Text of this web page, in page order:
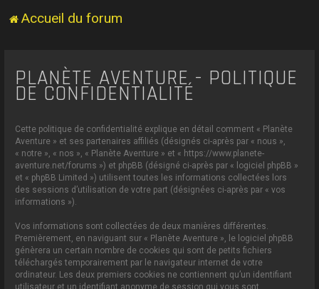
Accueil du forum
PLANÈTE AVENTURE - POLITIQUE
DE CONFIDENTIALITÉ
Cette politique de confidentialité explique en détail comment « Planète
Aventure » et ses partenaires affiliés (désignés ci-après par « nous »,
« notre », « nos », « Planète Aventure » et « https://www.planete-
aventure.net/forums ») et phpBB (désigné ci-après par « logiciel phpBB »
et « phpBB Limited ») utilisent toutes les informations collectées lors
des sessions d’utilisation de votre part (désignées ci-après par « vos
informations »).
Vos informations sont collectées de deux manières différentes.
Premièrement, en naviguant sur « Planète Aventure », le logiciel phpBB
génèrera un certain nombre de cookies qui sont de petits fichiers
téléchargés temporairement par le navigateur internet de votre
ordinateur. Les deux premiers cookies ne contiennent qu’un identifiant